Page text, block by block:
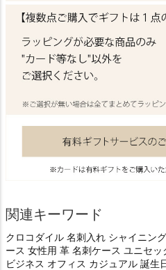
関連キーワード
クロコダイル 名刺入れ シャイニン
ース 女性用 革 名刺ケース ユニセ
ビジネス オフィス カジュアル 誕生